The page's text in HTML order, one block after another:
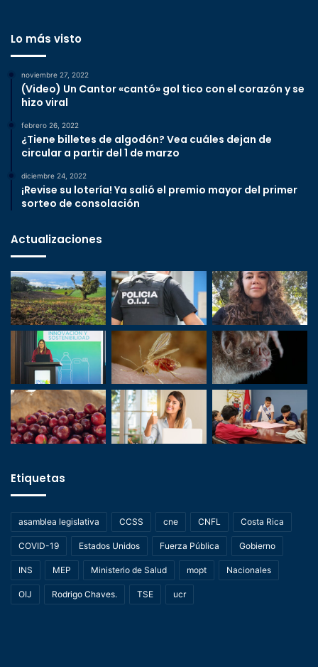
Lo más visto
noviembre 27, 2022
(Video) Un Cantor «cantó» gol tico con el corazón y se
hizo viral
febrero 26, 2022
¿Tiene billetes de algodón? Vea cuáles dejan de
circular a partir del 1 de marzo
diciembre 24, 2022
¡Revise su lotería! Ya salió el premio mayor del primer
sorteo de consolación
Actualizaciones
Etiquetas
asamblea legislativa CCSS cne CNFL Costa Rica
COVID-19 Estados Unidos Fuerza Pública Gobierno
INS MEP Ministerio de Salud mopt Nacionales
OIJ Rodrigo Chaves. TSE ucr